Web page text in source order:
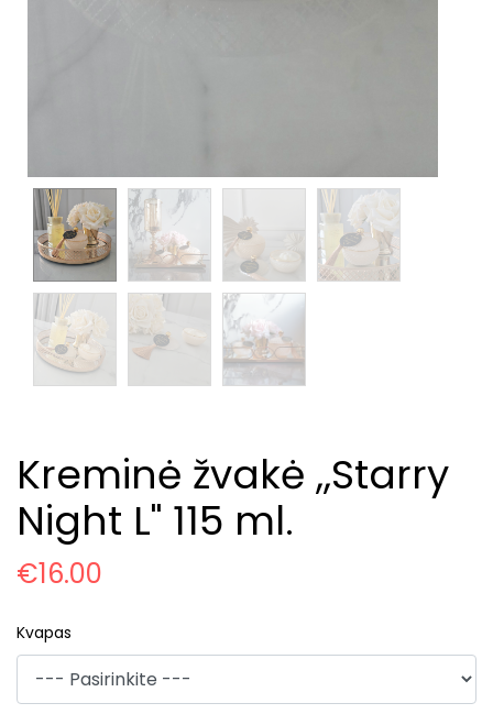
Kreminė žvakė ,,Starry
Night L" 115 ml.
€16.00
Kvapas